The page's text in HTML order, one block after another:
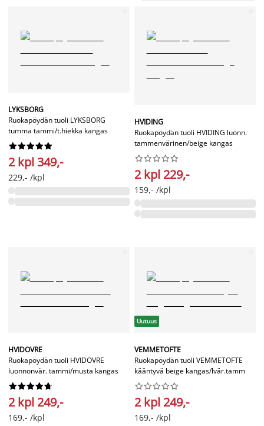
LYKSBORG
Ruokapöydän tuoli LYKSBORG
tumma tammi/t.hiekka kangas






2 kpl 349,-
229,- /kpl
HVIDING
Ruokapöydän tuoli HVIDING luonn.
tammenvärinen/beige kangas






2 kpl 229,-
159,- /kpl
HVIDOVRE
Ruokapöydän tuoli HVIDOVRE
luonnonvär. tammi/musta kangas






2 kpl 249,-
169,- /kpl
Uutuus
VEMMETOFTE
Ruokapöydän tuoli VEMMETOFTE
kääntyvä beige kangas/lvär.tamm






2 kpl 249,-
169,- /kpl